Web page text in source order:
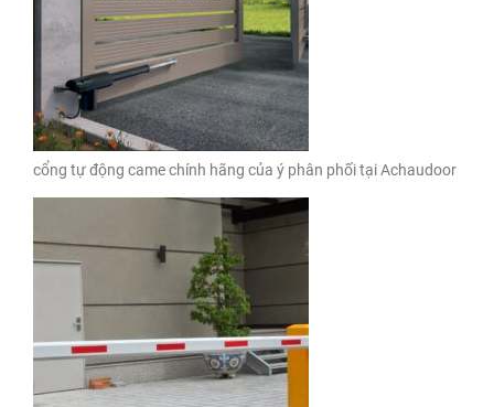
cổng tự động came chính hãng của ý phân phối tại Achaudoor